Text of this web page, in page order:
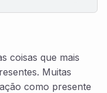
coisas que mais
Muitas
como presente